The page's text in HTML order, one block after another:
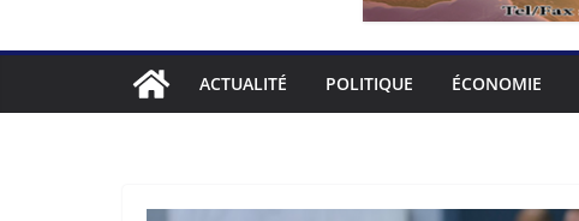
ACTUALITÉ POLITIQUE ÉCONOMIE